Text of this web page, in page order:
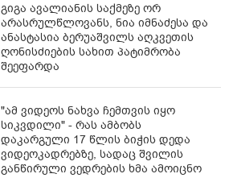
გიგა ავალიანის საქმეზე ორ
არასრულწლოვანს, ნია იმნაძესა და
ანასტასია ბერუაშვილს აღკვეთის
ღონისძიების სახით პატიმრობა
შეეფარდა
"ამ ვიდეოს ნახვა ჩემთვის იყო
სიკვდილი" - რას ამბობს
დაკარგული 17 წლის ბიჭის დედა
ვიდეოკადრებზე, სადაც შვილის
განწირული ვედრების ხმა ამოიცნო